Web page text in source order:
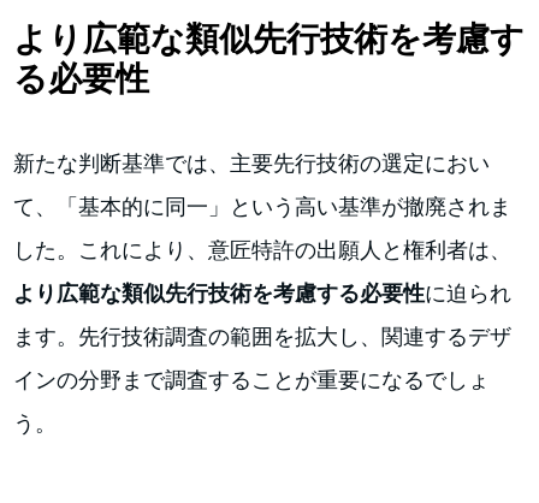
より広範な類似先行技術を考慮す
る必要性
新たな判断基準では、主要先行技術の選定におい
て、「基本的に同一」という高い基準が撤廃されま
した。これにより、意匠特許の出願人と権利者は、
より広範な類似先行技術を考慮する必要性に迫られ
ます。先行技術調査の範囲を拡大し、関連するデザ
インの分野まで調査することが重要になるでしょ
う。